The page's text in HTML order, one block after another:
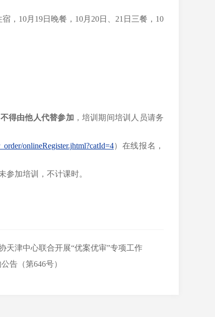
， 10月 19日晚餐， 10月 20日、 21 日 三餐， 10
得由他人代替参加 ，培训期间培训人员请务
onlineRegister.jhtml?catId=4） 在线报名 ，
参加培训，不计课时。
天津中心联合开展“优案优审”专项工作
告（第646号）